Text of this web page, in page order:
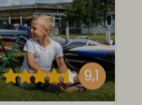
9,1